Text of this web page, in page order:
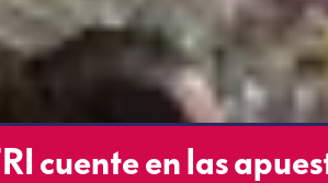
cuente en las